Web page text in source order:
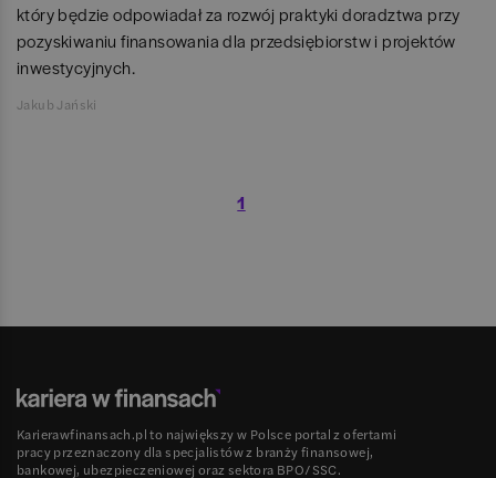
który będzie odpowiadał za rozwój praktyki doradztwa przy
pozyskiwaniu finansowania dla przedsiębiorstw i projektów
inwestycyjnych.
Jakub Jański
1
Karierawfinansach.pl to największy w Polsce portal z ofertami
pracy przeznaczony dla specjalistów z branży finansowej,
bankowej, ubezpieczeniowej oraz sektora BPO/SSC.